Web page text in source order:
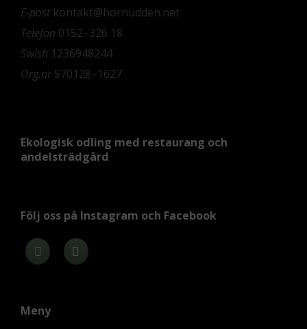
E-postkontakt@hornudden.net
Telefon 0152–326 18
Swish 1236948244
Org.nr570128–1627
Ekologisk odling med restaurang och
andelsträdgård
Följ oss på Instagram och Facebook
Meny